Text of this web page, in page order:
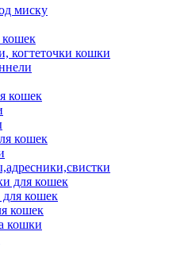
миску
когтеточки кошки
кошек
кошек
для кошек
кошек
кошек
кошки